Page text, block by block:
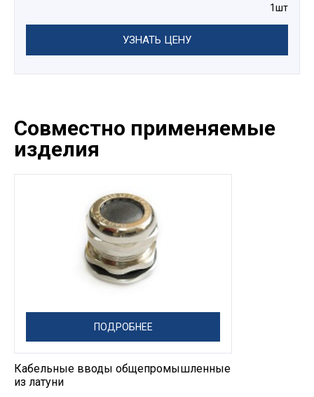
1шт
УЗНАТЬ ЦЕНУ
Совместно применяемые
изделия
ПОДРОБНЕЕ
Кабельные вводы общепромышленные
из латуни